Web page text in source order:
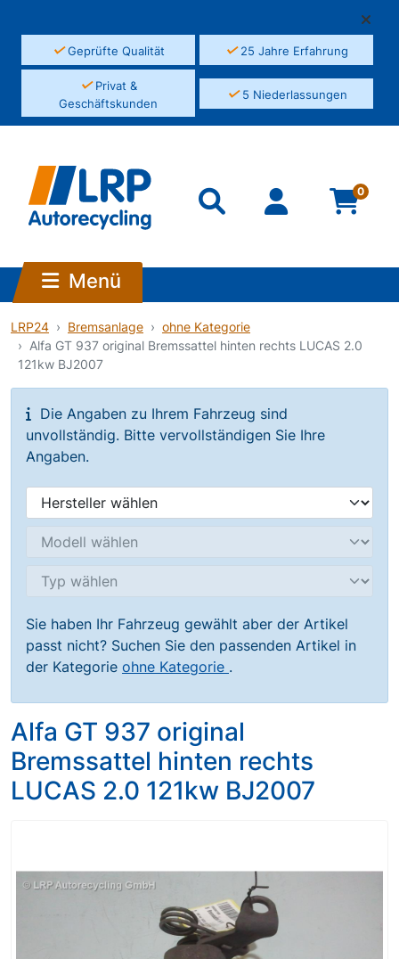
✓Geprüfte Qualität ✓25 Jahre Erfahrung
✓Privat &
Geschäftskunden
✓5 Niederlassungen
0
Menü
LRP24 Bremsanlage
ohne Kategorie
Alfa GT 937 original Bremssattel hinten rechts LUCAS 2.0
121kw BJ2007
Die Angaben zu Ihrem Fahrzeug sind
unvollständig. Bitte vervollständigen Sie Ihre
Angaben.
Sie haben Ihr Fahrzeug gewählt aber der Artikel
passt nicht? Suchen Sie den passenden Artikel in
der Kategorie ohne Kategorie .
Alfa GT 937 original
Bremssattel hinten rechts
LUCAS 2.0 121kw BJ2007